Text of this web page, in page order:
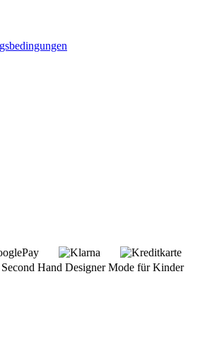
Hand Designer Mode für Kinder